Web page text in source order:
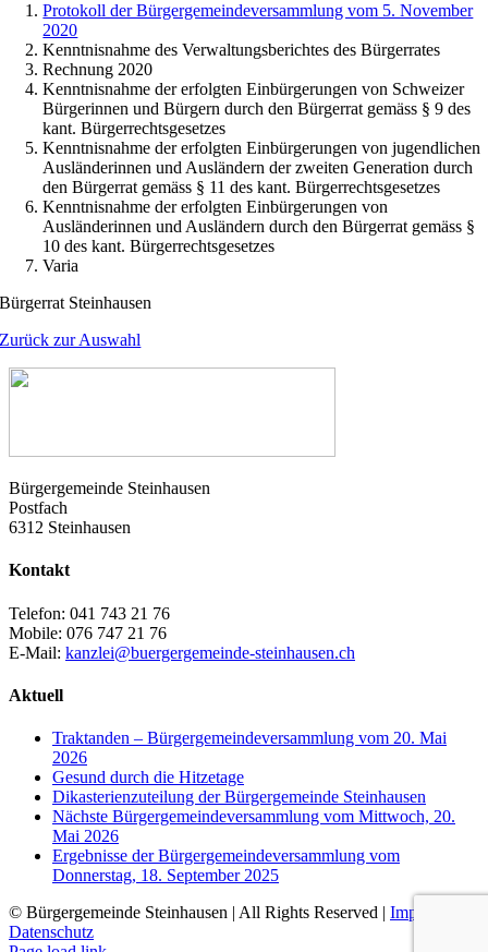
Protokoll der Bürgergemeindeversammlung vom 5. November
2020
Kenntnisnahme des Verwaltungsberichtes des Bürgerrates
Rechnung 2020
Kenntnisnahme der erfolgten Einbürgerungen von Schweizer
Bürgerinnen und Bürgern durch den Bürgerrat gemäss § 9 des
kant. Bürgerrechtsgesetzes
Kenntnisnahme der erfolgten Einbürgerungen von jugendlichen
Ausländerinnen und Ausländern der zweiten Generation durch
den Bürgerrat gemäss § 11 des kant. Bürgerrechtsgesetzes
Kenntnisnahme der erfolgten Einbürgerungen von
Ausländerinnen und Ausländern durch den Bürgerrat gemäss §
10 des kant. Bürgerrechtsgesetzes
Varia
Bürgerrat Steinhausen
Zurück zur Auswahl
Bürgergemeinde Steinhausen
Postfach
6312 Steinhausen
Kontakt
Telefon: 041 743 21 76
Mobile: 076 747 21 76
E-Mail: kanzlei@buergergemeinde-steinhausen.ch
Aktuell
Traktanden – Bürgergemeindeversammlung vom 20. Mai
2026
Gesund durch die Hitzetage
Dikasterienzuteilung der Bürgergemeinde Steinhausen
Nächste Bürgergemeindeversammlung vom Mittwoch, 20.
Mai 2026
Ergebnisse der Bürgergemeindeversammlung vom
Donnerstag, 18. September 2025
© Bürgergemeinde Steinhausen | All Rights Reserved | Impressum
Datenschutz